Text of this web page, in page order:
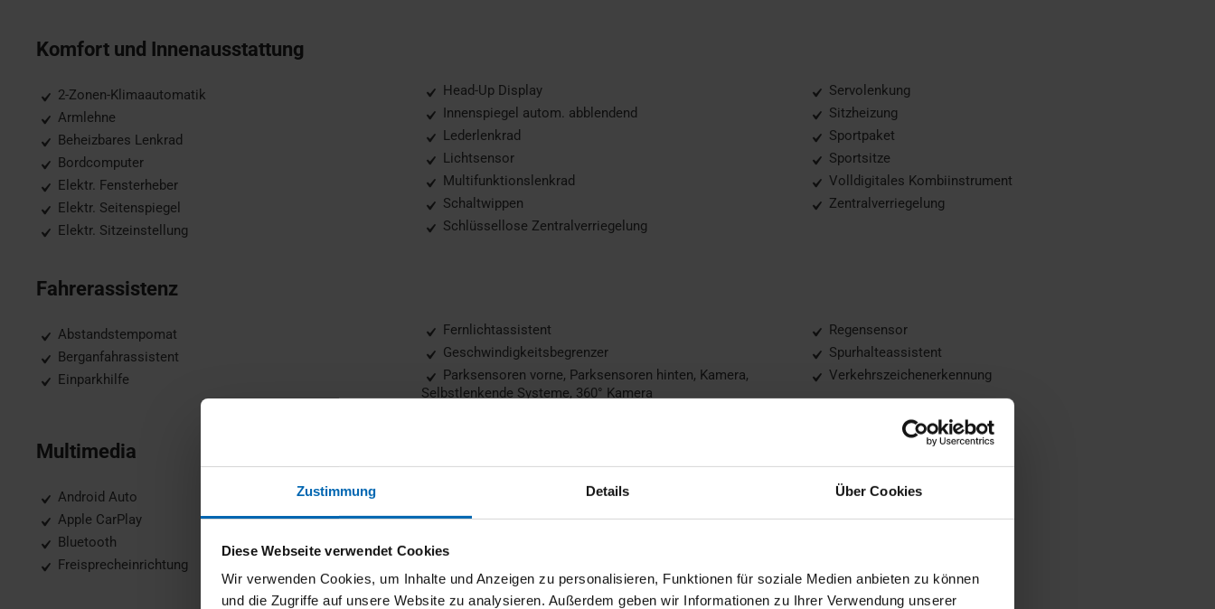
Zustimmung Details Über Cookies
Diese Webseite verwendet Cookies
Wir verwenden Cookies, um Inhalte und Anzeigen zu personalisieren, Funktionen für soziale Medien anbieten zu können
und die Zugriffe auf unsere Website zu analysieren. Außerdem geben wir Informationen zu Ihrer Verwendung unserer
Komfort und Innenausstattung
2-Zonen-Klimaautomatik
Armlehne
Beheizbares Lenkrad
Bordcomputer
Elektr. Fensterheber
Elektr. Seitenspiegel
Elektr. Sitzeinstellung
Head-Up Display
Innenspiegel autom. abblendend
Lederlenkrad
Lichtsensor
Multifunktionslenkrad
Schaltwippen
Schlüssellose Zentralverriegelung
Servolenkung
Sitzheizung
Sportpaket
Sportsitze
Volldigitales Kombiinstrument
Zentralverriegelung
Fahrerassistenz
Abstandstempomat
Berganfahrassistent
Einparkhilfe
Fernlichtassistent
Geschwindigkeitsbegrenzer
Parksensoren vorne, Parksensoren hinten, Kamera,
Selbstlenkende Systeme, 360° Kamera
Regensensor
Spurhalteassistent
Verkehrszeichenerkennung
Multimedia
Android Auto
Apple CarPlay
Bluetooth
Freisprecheinrichtung
Induktionsladen für Smartphones
Musikstreaming integriert
Soundsystem
Sprachsteuerung
Touchscreen
Tuner/Radio, Radio DAB